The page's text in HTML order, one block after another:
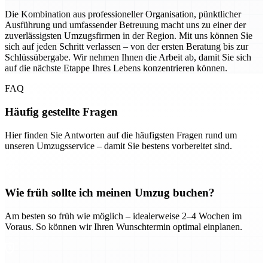
Die Kombination aus professioneller Organisation, pünktlicher
Ausführung und umfassender Betreuung macht uns zu einer der
zuverlässigsten Umzugsfirmen in der Region. Mit uns können Sie
sich auf jeden Schritt verlassen – von der ersten Beratung bis zur
Schlüssübergabe. Wir nehmen Ihnen die Arbeit ab, damit Sie sich
auf die nächste Etappe Ihres Lebens konzentrieren können.
FAQ
Häufig gestellte Fragen
Hier finden Sie Antworten auf die häufigsten Fragen rund um
unseren Umzugsservice – damit Sie bestens vorbereitet sind.
Wie früh sollte ich meinen Umzug buchen?
Am besten so früh wie möglich – idealerweise 2–4 Wochen im
Voraus. So können wir Ihren Wunschtermin optimal einplanen.